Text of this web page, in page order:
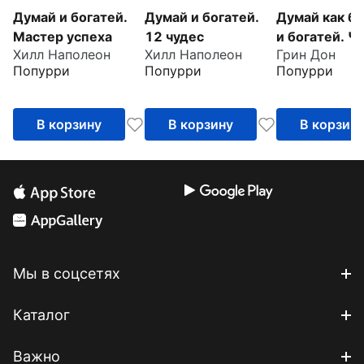
Думай и богатей.
Мастер успеха
Хилл Наполеон
Попурри
В корзину
Думай и богатей.
12 чудес
Хилл Наполеон
Попурри
В корзину
Думай как
и богатей.
видят
и не видят
Грин Дон
Попурри
В корзину
Мы в соцсетях
Каталог
Важно